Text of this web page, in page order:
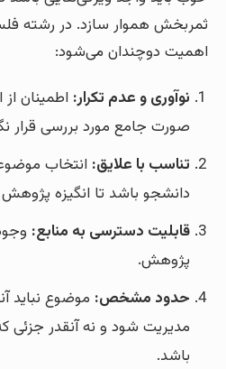
ثمربخش هموار سازد. در رشته
اهمیت دوچندان می‌شود:
نوآوری و عدم تکرار: اطمینان
صورت جامع مورد بررسی قرار
تناسب با علایق: انتخاب
دانشجو باشد تا انگیزه
قابلیت دسترسی به منابع:
پژوهش.
حدود مشخص: موضوع نباید
مدیریت شود و نه آنقدر جزئی
باشد.